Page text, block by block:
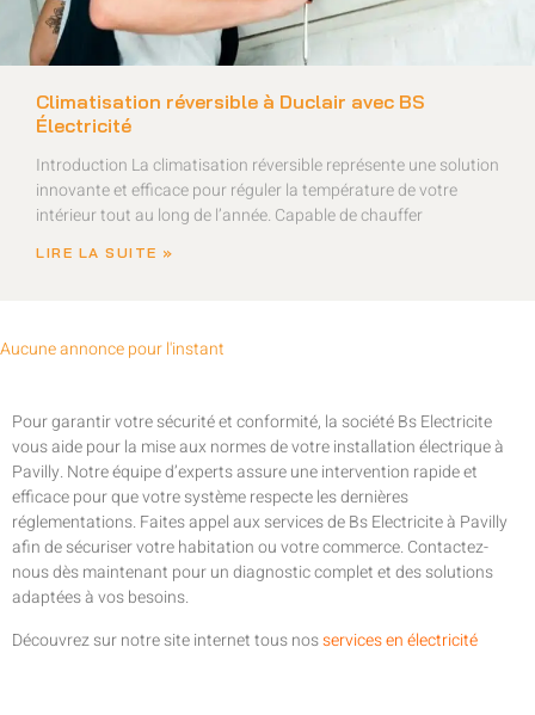
Climatisation réversible à Duclair avec BS
Électricité
Introduction La climatisation réversible représente une solution
innovante et efficace pour réguler la température de votre
intérieur tout au long de l’année. Capable de chauffer
LIRE LA SUITE »
Aucune annonce pour l'instant
Pour garantir votre sécurité et conformité, la société Bs Electricite
vous aide pour la mise aux normes de votre installation électrique à
Pavilly. Notre équipe d’experts assure une intervention rapide et
efficace pour que votre système respecte les dernières
réglementations. Faites appel aux services de Bs Electricite à Pavilly
afin de sécuriser votre habitation ou votre commerce. Contactez-
nous dès maintenant pour un diagnostic complet et des solutions
adaptées à vos besoins.
Découvrez sur notre site internet tous nosservices en électricité